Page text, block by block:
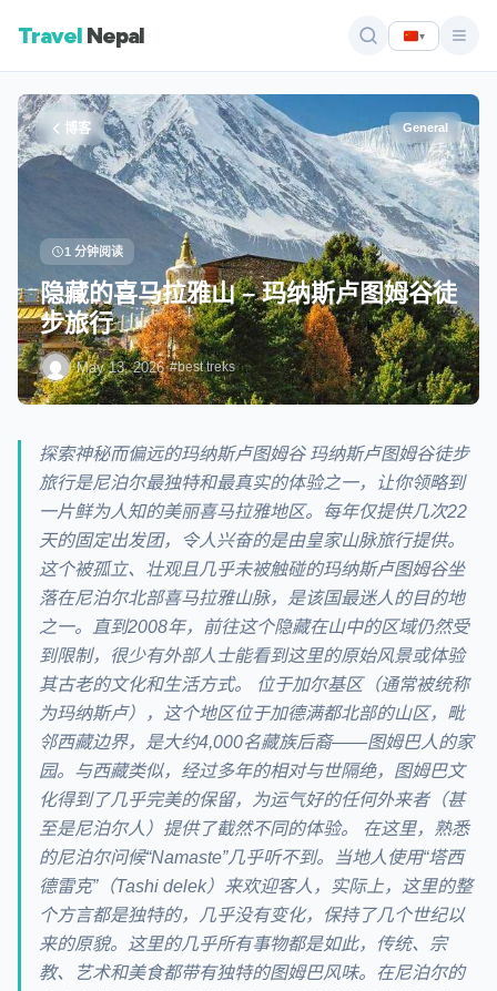
Travel Nepal ▾
博客 General
1 分钟阅读
隐藏的喜马拉雅山 – 玛纳斯卢图姆谷徒
步旅行
·May 13, 2026·#best treks
探索神秘而偏远的玛纳斯卢图姆谷 玛纳斯卢图姆谷徒步
旅行是尼泊尔最独特和最真实的体验之一，让你领略到
一片鲜为人知的美丽喜马拉雅地区。每年仅提供几次22
天的固定出发团，令人兴奋的是由皇家山脉旅行提供。
这个被孤立、壮观且几乎未被触碰的玛纳斯卢图姆谷坐
落在尼泊尔北部喜马拉雅山脉，是该国最迷人的目的地
之一。直到2008年，前往这个隐藏在山中的区域仍然受
到限制，很少有外部人士能看到这里的原始风景或体验
其古老的文化和生活方式。 位于加尔基区（通常被统称
为玛纳斯卢），这个地区位于加德满都北部的山区，毗
邻西藏边界，是大约4,000名藏族后裔——图姆巴人的家
园。与西藏类似，经过多年的相对与世隔绝，图姆巴文
化得到了几乎完美的保留，为运气好的任何外来者（甚
至是尼泊尔人）提供了截然不同的体验。 在这里，熟悉
的尼泊尔问候“Namaste”几乎听不到。当地人使用“塔西
德雷克”（Tashi delek）来欢迎客人，实际上，这里的整
个方言都是独特的，几乎没有变化，保持了几个世纪以
来的原貌。这里的几乎所有事物都是如此，传统、宗
教、艺术和美食都带有独特的图姆巴风味。在尼泊尔的